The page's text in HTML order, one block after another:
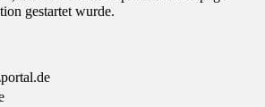
gestartet wurde.